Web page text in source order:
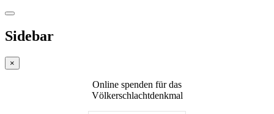
Sidebar
×
Online spenden für das
Völkerschlachtdenkmal